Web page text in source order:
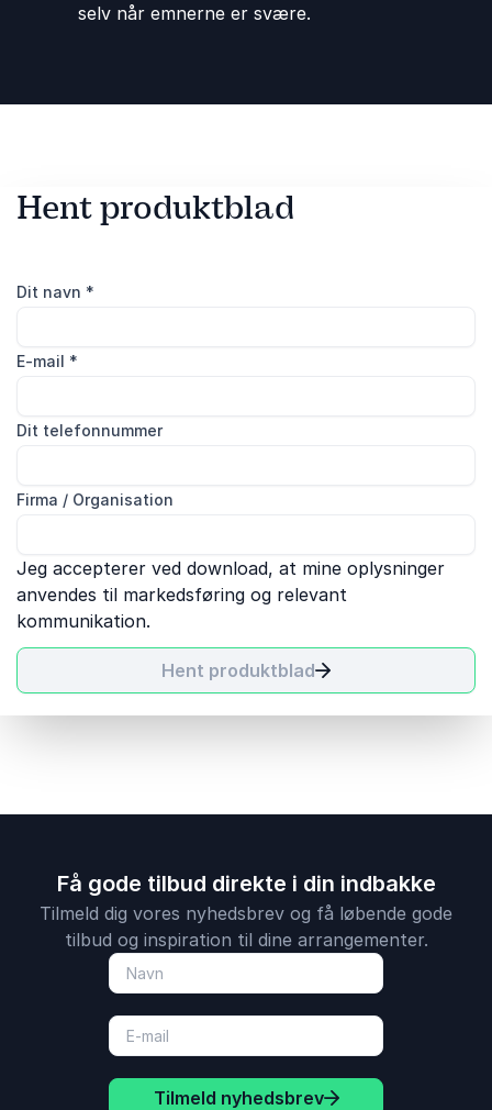
selv når emnerne er svære.
Hent produktblad
Dit navn *
E-mail *
Dit telefonnummer
Firma / Organisation
Jeg accepterer ved download, at mine oplysninger
anvendes til markedsføring og relevant
kommunikation.
Hent produktblad
Få gode tilbud direkte i din indbakke
Tilmeld dig vores nyhedsbrev og få løbende gode
tilbud og inspiration til dine arrangementer.
Tilmeld nyhedsbrev